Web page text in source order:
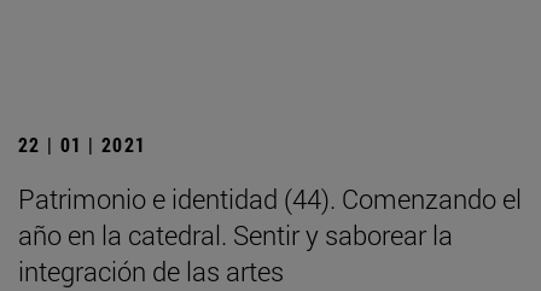
22 | 01 | 2021
Patrimonio e identidad (44). Comenzando el
año en la catedral. Sentir y saborear la
integración de las artes